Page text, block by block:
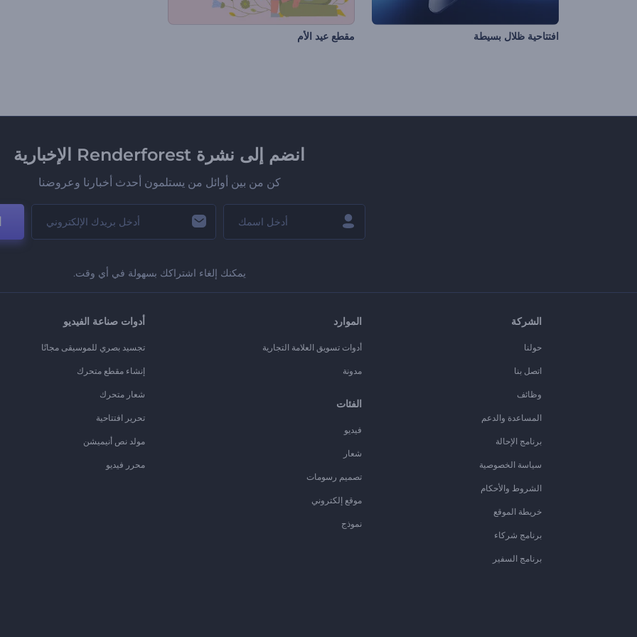
افتتاحية ظلال بسيطة مقطع عيد الأم
انضم إلى نشرة Renderforest الإخبارية
كن من بين أوائل من يستلمون أحدث أخبارنا وعروضنا
يمكنك إلغاء اشتراكك بسهولة في أي وقت.
الشركة
حولنا
اتصل بنا
وظائف
المساعدة والدعم
برنامج الإحالة
سياسة الخصوصية
الشروط والأحكام
خريطة الموقع
برنامج شركاء
برنامج السفير
الموارد
أدوات تسويق العلامة التجارية
مدونة
الفئات
فيديو
شعار
تصميم رسومات
موقع إلكتروني
نموذج
أدوات صناعة الفيديو
تجسيد بصري للموسيقى مجانًا
إنشاء مقطع متحرك
شعار متحرك
تحرير افتتاحية
مولد نص أنيميشن
محرر فيديو